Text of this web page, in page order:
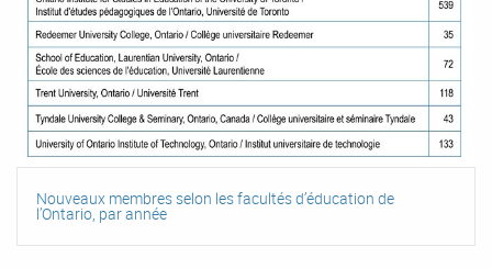
Nouveaux membres selon les facultés d’éducation de
l’Ontario, par année